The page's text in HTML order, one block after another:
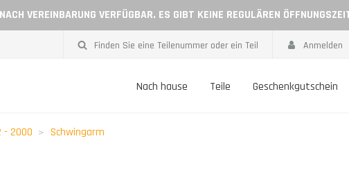
VEREINBARUNG VERFÜGBAR. ES GIBT KEINE REGULÄREN
Anmelden
Finden Sie eine Teilenummer oder ein Teil
Nach hause Teile Geschenkgutschein
- 2000 Schwingarm